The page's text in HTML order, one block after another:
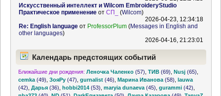
Искусственный интеллект и Wilcom EmbroideryStudio
Практическое применениеот СП_ (Wilcom)
2026-04-23, 12:34:18
Re: English languageот ProfessorPlum(Messages in English and
other languages)
2026-04-16, 21:23:01
Календарь предстоящих событий
Ближайшие дни рождения: Леночка Чаленко (57) ,ТИВ (69) ,Nusj (65)
cemka (49) ,ЗояРу (47) ,gurnalist (46) ,Марина Иванова (58) ,lauwa
(42) ,Дарья (36) ,hobbi2014 (53) ,maryia dunaeva (45) ,gurammi (42)